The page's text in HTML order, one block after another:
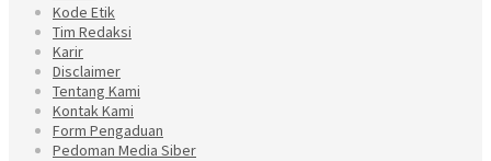
Kode Etik
Tim Redaksi
Karir
Disclaimer
Tentang Kami
Kontak Kami
Form Pengaduan
Pedoman Media Siber